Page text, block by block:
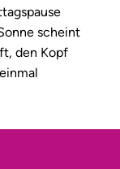
scheint
den Kopf